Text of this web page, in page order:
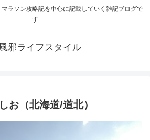
ラソン攻略記を中心に記載していく雑記ブログで
す
邪ライフスタイル
お（北海道/道北）